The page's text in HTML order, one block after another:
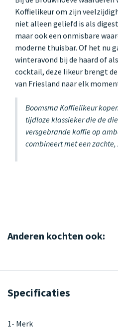
Koffielikeur om zijn
niet alleen geliefd is als
maar ook een onmisbare
moderne thuisbar. Of het nu
winteravond bij de haard of
cocktail, deze likeur brengt
van Friesland naar elk
Boomsma Koffielikeur
tijdloze klassieker die de
versgebrande koffie op
combineert met een zachte,
Anderen kochten ook:
Specificaties
1- Merk